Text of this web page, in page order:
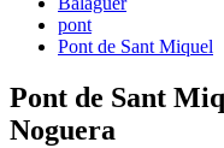
pont
Pont de Sant Miquel
Pont de Sant
Noguera